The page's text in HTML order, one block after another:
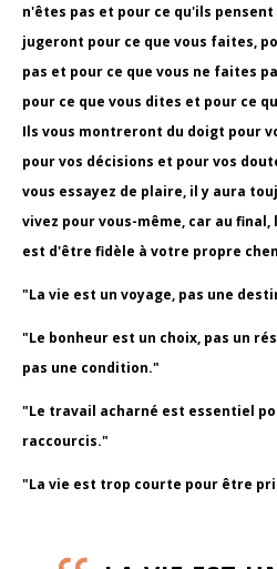
n'êtes pas et pour ce qu'ils pensent
jugeront pour ce que vous faites,
pas et pour ce que vous ne faites
pour ce que vous dites et pour ce
Ils vous montreront du doigt pour
pour vos décisions et pour vos
vous essayez de plaire, il y aura
vivez pour vous-même, car au
est d'être fidèle à votre propre
"La vie est un voyage, pas une
"Le bonheur est un choix, pas un
pas une condition."
"Le travail acharné est essentiel
raccourcis."
"La vie est trop courte pour être